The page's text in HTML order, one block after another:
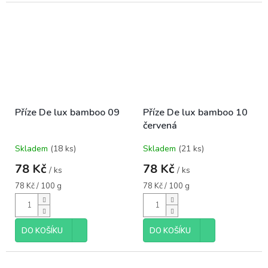
Příze De lux bamboo 09
Skladem (18 ks)
78 Kč / ks
Měrná
cena:
78 Kč / 100 g
DO KOŠÍKU
Příze De lux bamboo 10
červená
Skladem (21 ks)
78 Kč / ks
Měrná
cena:
78 Kč / 100 g
DO KOŠÍKU